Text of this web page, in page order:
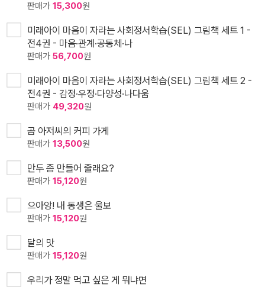
판매가 15,300원
미래아이 마음이 자라는 사회정서학습(SEL) 그림책 세트 1 -
전4권 - 마음·관계·공동체·나
판매가 56,700원
미래아이 마음이 자라는 사회정서학습(SEL) 그림책 세트 2 -
전4권 - 감정·우정·다양성·나다움
판매가 49,320원
곰 아저씨의 커피 가게
판매가 13,500원
만두 좀 만들어 줄래요?
판매가 15,120원
으아앙! 내 동생은 울보
판매가 15,120원
달의 맛
판매가 15,120원
우리가 정말 먹고 싶은 게 뭐냐면